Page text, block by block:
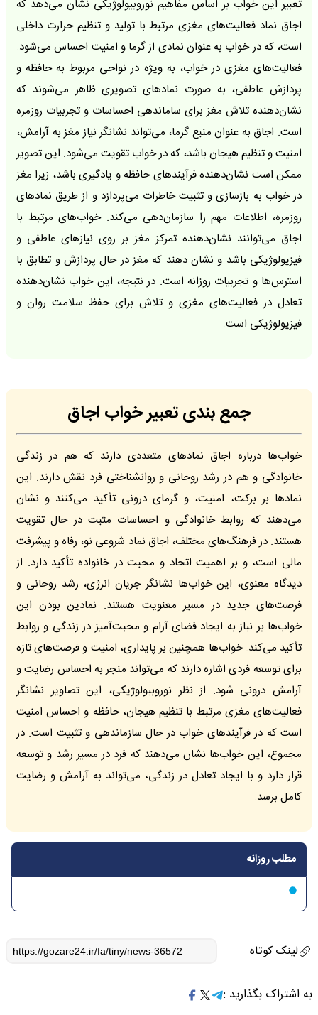
تعبیر این خواب بر اساس مفاهیم نوروبیولوژیکی نشان می‌دهد که
اجاق نماد فعالیت‌های مغزی مرتبط با تولید و تنظیم حرارت داخلی
است، که در خواب به عنوان نمادی از گرما و امنیت احساس می‌شود.
فعالیت‌های مغزی در خواب، به ویژه در نواحی مربوط به حافظه و
پردازش عاطفی، به صورت نمادهای تصویری ظاهر می‌شوند که
نشان‌دهنده تلاش مغز برای ساماندهی احساسات و تجربیات روزمره
است. اجاق به عنوان منبع گرما، می‌تواند نشانگر نیاز مغز به آرامش،
امنیت و تنظیم هیجان باشد، که در خواب تقویت می‌شود. این تصویر
ممکن است نشان‌دهنده فرآیندهای حافظه و یادگیری باشد، زیرا مغز
در خواب به بازسازی و تثبیت خاطرات می‌پردازد و از طریق نمادهای
روزمره، اطلاعات مهم را سازمان‌دهی می‌کند. خواب‌های مرتبط با
اجاق می‌توانند نشان‌دهنده تمرکز مغز بر روی نیازهای عاطفی و
فیزیولوژیکی باشد و نشان دهند که مغز در حال پردازش و تطابق با
استرس‌ها و تجربیات روزانه است. در نتیجه، این خواب نشان‌دهنده
تعادل در فعالیت‌های مغزی و تلاش برای حفظ سلامت روان و
فیزیولوژیکی است.
جمع بندی تعبیر خواب اجاق
خواب‌ها درباره اجاق نمادهای متعددی دارند که هم در زندگی
خانوادگی و هم در رشد روحانی و روانشناختی فرد نقش دارند. این
نمادها بر برکت، امنیت، و گرمای درونی تأکید می‌کنند و نشان
می‌دهند که روابط خانوادگی و احساسات مثبت در حال تقویت
هستند. در فرهنگ‌های مختلف، اجاق نماد شروعی نو، رفاه و پیشرفت
مالی است، و بر اهمیت اتحاد و محبت در خانواده تأکید دارد. از
دیدگاه معنوی، این خواب‌ها نشانگر جریان انرژی، رشد روحانی و
فرصت‌های جدید در مسیر معنویت هستند. نمادین بودن این
خواب‌ها بر نیاز به ایجاد فضای آرام و محبت‌آمیز در زندگی و روابط
تأکید می‌کند. خواب‌ها همچنین بر پایداری، امنیت و فرصت‌های تازه
برای توسعه فردی اشاره دارند که می‌تواند منجر به احساس رضایت و
آرامش درونی شود. از نظر نوروبیولوژیکی، این تصاویر نشانگر
فعالیت‌های مغزی مرتبط با تنظیم هیجان، حافظه و احساس امنیت
است که در فرآیندهای خواب در حال سازماندهی و تثبیت است. در
مجموع، این خواب‌ها نشان می‌دهند که فرد در مسیر رشد و توسعه
قرار دارد و با ایجاد تعادل در زندگی، می‌تواند به آرامش و رضایت
کامل برسد.
مطلب روزانه
لینک کوتاه
به اشتراک بگذارید :